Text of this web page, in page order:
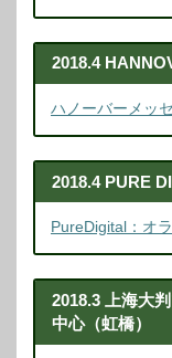
2018.4
ハノーバーメッ
2018.4 PURE
PureDigital：オ
2018.3 上海大
中心（虹橋）